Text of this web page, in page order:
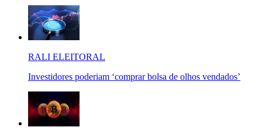
RALI ELEITORAL
Investidores poderiam ‘comprar bolsa de olhos vendados’